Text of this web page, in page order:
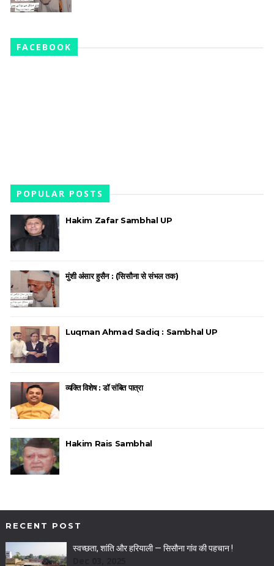
FACEBOOK
POPULAR POSTS
Hakim Zafar Sambhal UP
मुंशी अंसार हुसैन : (सिसौना से संभल तक)
Luqman Ahmad Sadiq : Sambhal UP
व्यक्ति विशेष : डॉ संबित पात्रा
Hakim Rais Sambhal
RECENT POST
स्वच्छता, शांति और हरियाली — सिसौना गांव की पहचान !